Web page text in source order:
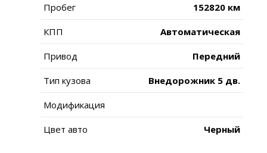
Пробег 152820 км
КПП Автоматическая
Привод Передний
Тип кузова Внедорожник 5 дв.
Модификация
Цвет авто Черный